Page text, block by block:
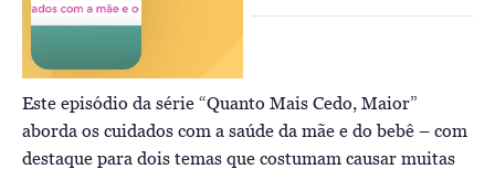
Este episódio da série “Quanto Mais Cedo, Maior”
aborda os cuidados com a saúde da mãe e do bebê – com
destaque para dois temas que costumam causar muitas